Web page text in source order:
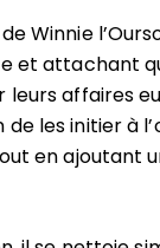
Winnie
et attachant
affaires
les initier à
en ajoutant